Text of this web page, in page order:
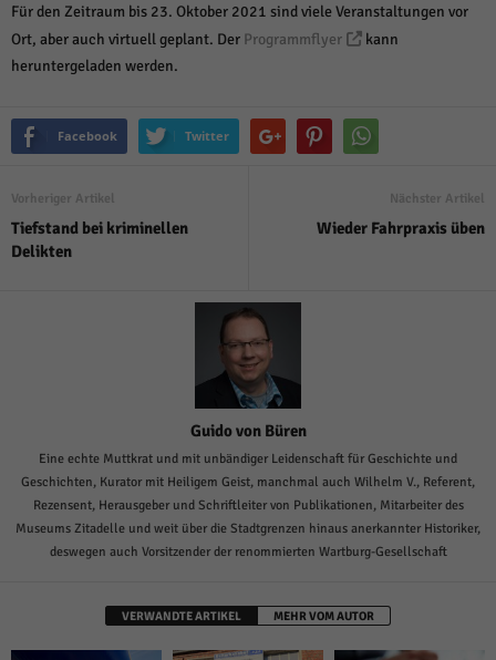
Für den Zeitraum bis 23. Oktober 2021 sind viele Veranstaltungen vor
Ort, aber auch virtuell geplant. Der Programmflyer
kann
heruntergeladen werden.
Facebook Twitter
Vorheriger Artikel
Tiefstand bei kriminellen
Delikten
Nächster Artikel
Wieder Fahrpraxis üben
Guido von Büren
Eine echte Muttkrat und mit unbändiger Leidenschaft für Geschichte und
Geschichten, Kurator mit Heiligem Geist, manchmal auch Wilhelm V., Referent,
Rezensent, Herausgeber und Schriftleiter von Publikationen, Mitarbeiter des
Museums Zitadelle und weit über die Stadtgrenzen hinaus anerkannter Historiker,
deswegen auch Vorsitzender der renommierten Wartburg-Gesellschaft
VERWANDTE ARTIKEL MEHR VOM AUTOR